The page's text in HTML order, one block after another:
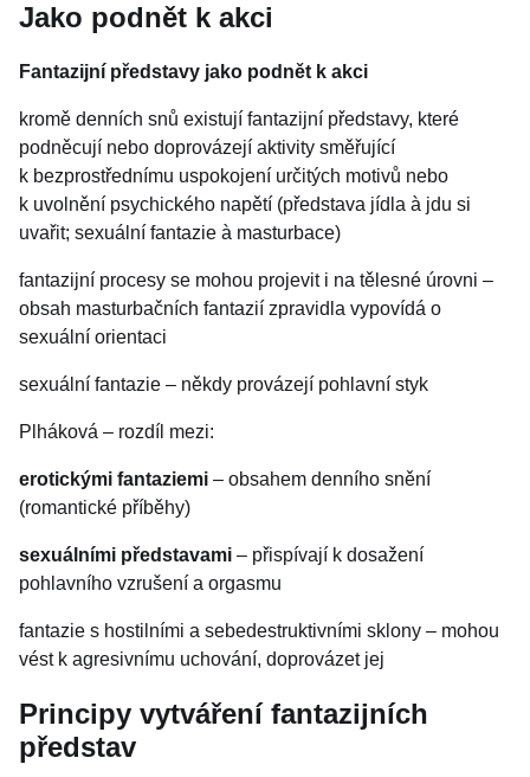
Jako podnět k akci
Fantazijní představy jako podnět k akci
kromě denních snů existují fantazijní představy, které
podněcují nebo doprovázejí aktivity směřující
k bezprostřednímu uspokojení určitých motivů nebo
k uvolnění psychického napětí (představa jídla à jdu si
uvařit; sexuální fantazie à masturbace)
fantazijní procesy se mohou projevit i na tělesné úrovni –
obsah masturbačních fantazií zpravidla vypovídá o
sexuální orientaci
sexuální fantazie – někdy provázejí pohlavní styk
Plháková – rozdíl mezi:
erotickými fantaziemi – obsahem denního snění
(romantické příběhy)
sexuálními představami – přispívají k dosažení
pohlavního vzrušení a orgasmu
fantazie s hostilními a sebedestruktivními sklony – mohou
vést k agresivnímu uchování, doprovázet jej
Principy vytváření fantazijních
představ